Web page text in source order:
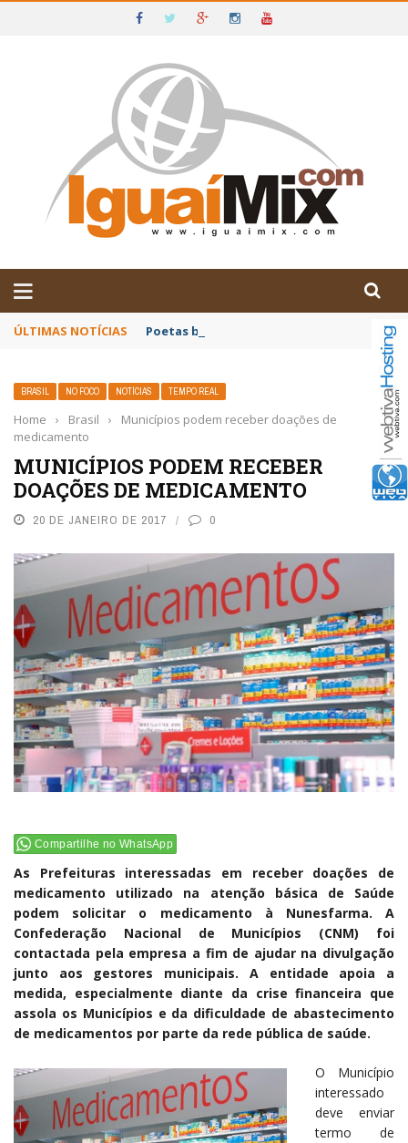
IGUAÍ E SUDOESTE DA BAHIA
ÚLTIMAS NOTÍCIAS Poetas baianos representam o Brasil no
BRASIL NO FOCO NOTÍCIAS TEMPO REAL
Home › Brasil ›
Municípios podem receber doações de
medicamento
MUNICÍPIOS PODEM RECEBER
DOAÇÕES DE MEDICAMENTO
20 DE JANEIRO DE 2017 0
Compartilhe no WhatsApp
As Prefeituras interessadas em receber doações de
medicamento utilizado na atenção básica de Saúde
podem solicitar o medicamento à Nunesfarma. A
Confederação Nacional de Municípios (CNM) foi
contactada pela empresa a fim de ajudar na divulgação
junto aos gestores municipais. A entidade apoia a
medida, especialmente diante da crise financeira que
assola os Municípios e da dificuldade de abastecimento
de medicamentos por parte da rede pública de saúde.
O Município
interessado
deve enviar
termo de